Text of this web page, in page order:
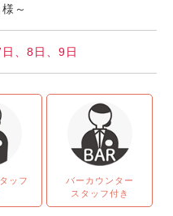
～
、8日、9日
ッフ
バーカウンター
スタッフ付き